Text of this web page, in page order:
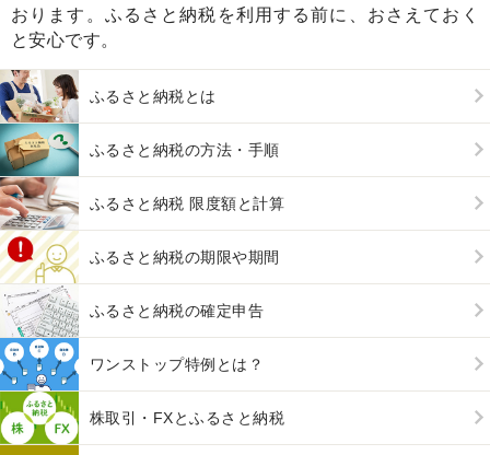
おります。ふるさと納税を利用する前に、おさえておく
と安心です。
ふるさと納税とは
ふるさと納税の方法・手順
ふるさと納税 限度額と計算
ふるさと納税の期限や期間
ふるさと納税の確定申告
ワンストップ特例とは？
株取引・FXとふるさと納税